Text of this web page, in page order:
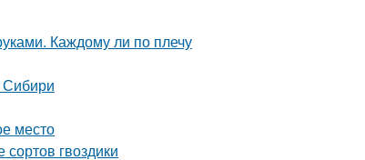
Каждому ли по плечу
Сибири
место
гвоздики